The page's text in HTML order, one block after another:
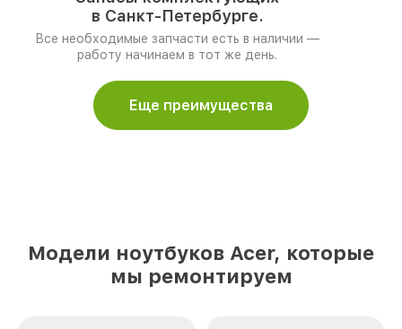
в Санкт-Петербурге.
Все необходимые запчасти есть в наличии —
работу начинаем в тот же день.
Еще преимущества
Модели ноутбуков Acer, которые
мы ремонтируем